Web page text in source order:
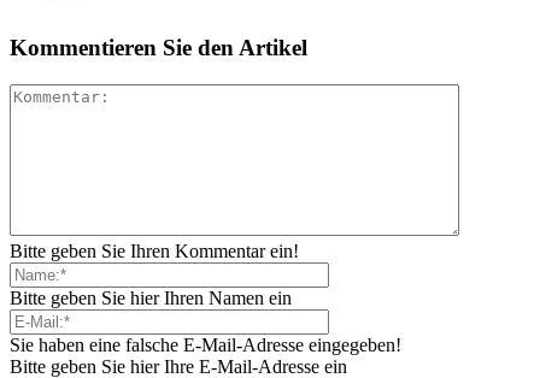
Kommentieren Sie den Artikel
Bitte geben Sie Ihren Kommentar ein!
Bitte geben Sie hier Ihren Namen ein
Sie haben eine falsche E-Mail-Adresse eingegeben!
Bitte geben Sie hier Ihre E-Mail-Adresse ein